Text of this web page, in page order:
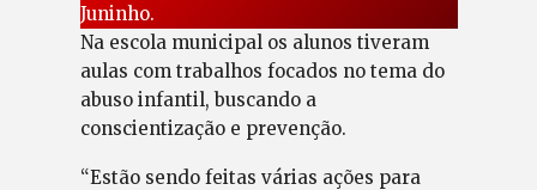
Juninho.
Na escola municipal os alunos tiveram
aulas com trabalhos focados no tema do
abuso infantil, buscando a
conscientização e prevenção.
“Estão sendo feitas várias ações para